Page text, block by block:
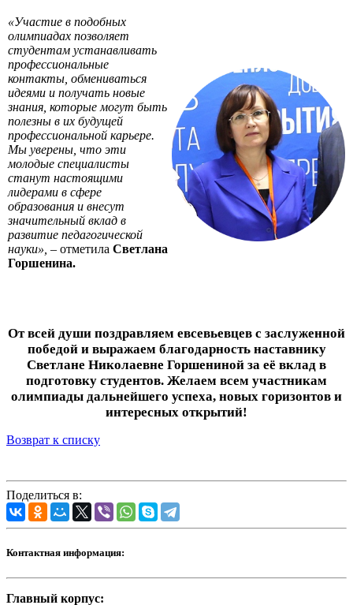
«Участие в подобных
олимпиадах позволяет
студентам устанавливать
профессиональные
контакты, обмениваться
идеями и получать новые
знания, которые могут быть
полезны в их будущей
профессиональной карьере.
Мы уверены, что эти
молодые специалисты
станут настоящими
лидерами в сфере
образования и внесут
значительный вклад в
развитие педагогической
науки», – отметила Светлана
Горшенина.
От всей души поздравляем евсевьевцев с заслуженной
победой и выражаем благодарность наставнику
Светлане Николаевне Горшениной за её вклад в
подготовку студентов. Желаем всем участникам
олимпиады дальнейшего успеха, новых горизонтов и
интересных открытий!
Возврат к списку
Поделиться в:
Контактная информация:
Главный корпус: